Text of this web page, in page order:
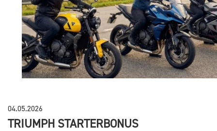
04.05.2026
TRIUMPH STARTERBONUS